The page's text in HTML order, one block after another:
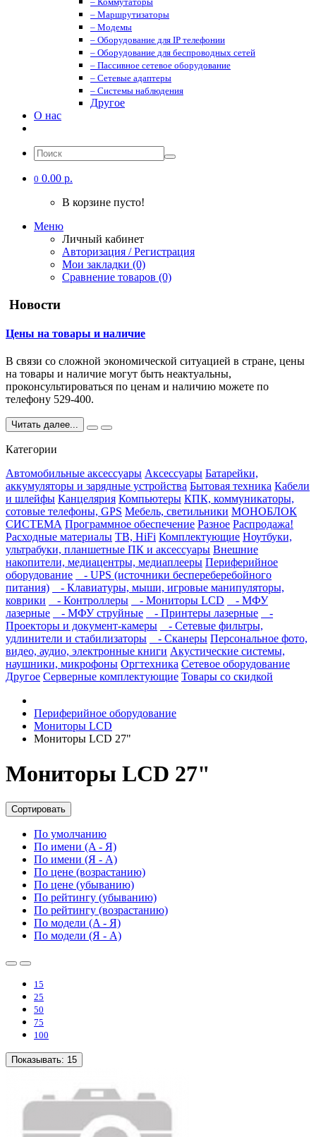
– Маршрутизаторы
– Модемы
– Оборудование для IP телефонии
– Оборудование для беспроводных сетей
– Пассивное сетевое оборудование
– Сетевые адаптеры
– Системы наблюдения
Другое
О нас
0 0.00 р.
В корзине пусто!
Меню
Личный кабинет
Авторизация / Регистрация
Мои закладки (0)
Сравнение товаров (0)
Новости
Цены на товары и наличие
В связи со сложной экономической ситуацией в стране, цены
на товары и наличие могут быть неактуальны,
проконсультироваться по ценам и наличию можете по
телефону 529-400.
Читать далее...
Категории
Автомобильные аксессуары Аксессуары Батарейки,
аккумуляторы и зарядные устройства Бытовая техника Кабели
и шлейфы Канцелярия Компьютеры КПК, коммуникаторы,
сотовые телефоны, GPS Мебель, светильники МОНОБЛОК
СИСТЕМА Программное обеспечение Разное Распродажа!
Расходные материалы ТВ, HiFi Комплектующие Ноутбуки,
ультрабуки, планшетные ПК и аксессуары Внешние
накопители, медиацентры, медиаплееры Периферийное
оборудование
- UPS (источники беспереберебойного
питания)
- Клавиатуры, мыши, игровые манипуляторы,
коврики
- Контроллеры - Мониторы LCD
- МФУ
лазерные
- МФУ струйные - Принтеры лазерные
-
Проекторы и документ-камеры
- Сетевые фильтры,
удлинители и стабилизаторы
- Сканеры Персональное фото,
видео, аудио, электронные книги Акустические системы,
наушники, микрофоны Оргтехника Сетевое оборудование
Другое Серверные комплектующие Товары со скидкой
Периферийное оборудование
Мониторы LCD
Мониторы LCD 27"
Мониторы LCD 27"
Сортировать
По умолчанию
По имени (A - Я)
По имени (Я - A)
По цене (возрастанию)
По цене (убыванию)
По рейтингу (убыванию)
По рейтингу (возрастанию)
По модели (A - Я)
По модели (Я - A)
15
25
50
75
100
Показывать: 15